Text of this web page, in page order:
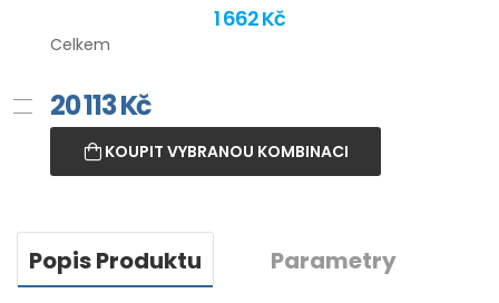
1 662 Kč
Celkem
20 113Kč
KOUPIT VYBRANOU KOMBINACI
Popis Produktu
Parametry